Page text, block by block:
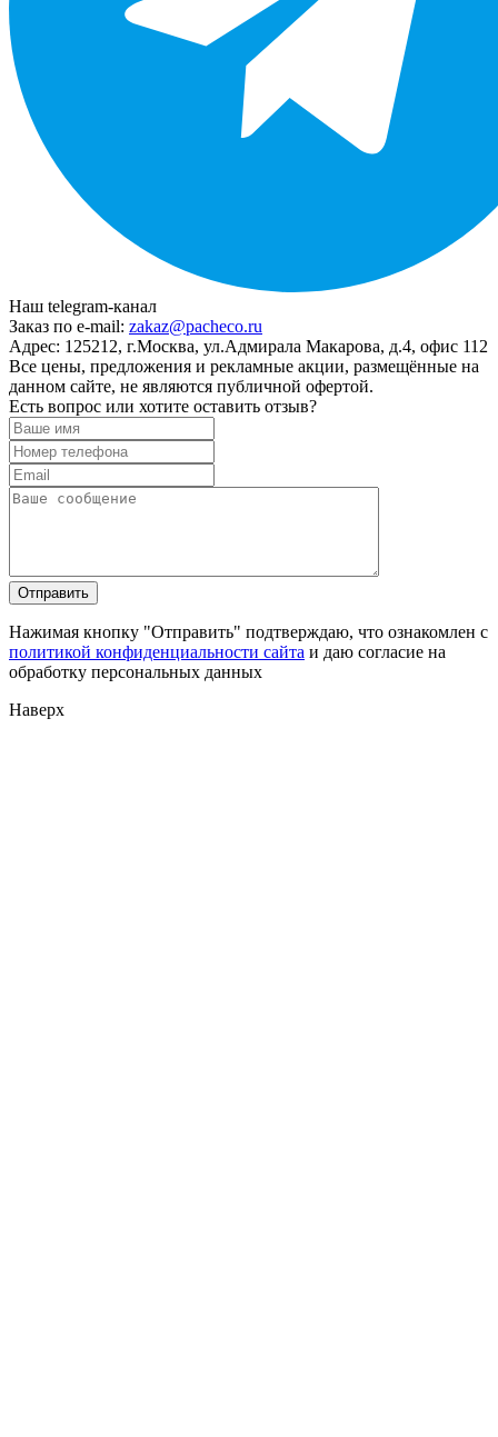
Наш telegram-канал
Заказ по e-mail: zakaz@pacheco.ru
Адрес: 125212, г.Москва, ул.Адмирала Макарова, д.4, офис 112
Все цены, предложения и рекламные акции, размещённые на
данном сайте, не являются публичной офертой.
Есть вопрос или хотите оставить отзыв?
Нажимая кнопку "Отправить" подтверждаю, что ознакомлен с
политикой конфиденциальности сайта и даю согласие на
обработку персональных данных
Наверх